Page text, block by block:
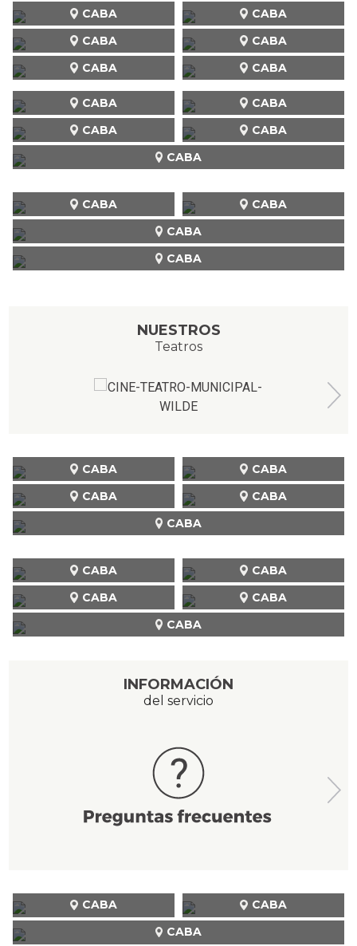
CABA
CABA
CABA
CABA
CABA
CABA
CABA CABA
CABA
CABA CABA
CABA
CABA CABA
CABA
NUESTROS
Teatros
CABA
CABA
CABA
CABA
CABA
CABA
CABA
CABA
CABA
CABA
INFORMACIÓN
del servicio
CABA
CABA CABA